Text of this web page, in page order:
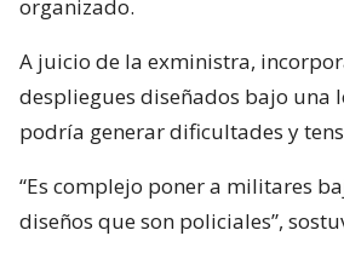
organizado.
A juicio de la exministra,
despliegues diseñados bajo una
podría generar dificultades y
“Es complejo poner a militares
diseños que son policiales”,